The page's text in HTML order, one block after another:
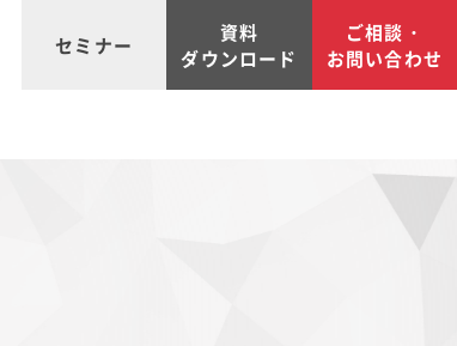
セミナー
資料
ダウンロード
ご相談・
お問い合わせ